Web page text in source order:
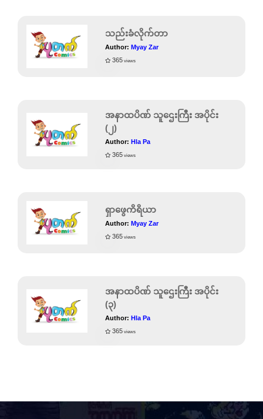
သည်းခံလိုက်တာ
Author: Myay Zar
365 views
အနာထပိဏ် သူဌေးကြီး အပိုင်း
(၂)
Author: Hla Pa
365 views
ရှာဖွေကိရိယာ
Author: Myay Zar
365 views
အနာထပိဏ် သူဌေးကြီး အပိုင်း
(၃)
Author: Hla Pa
365 views